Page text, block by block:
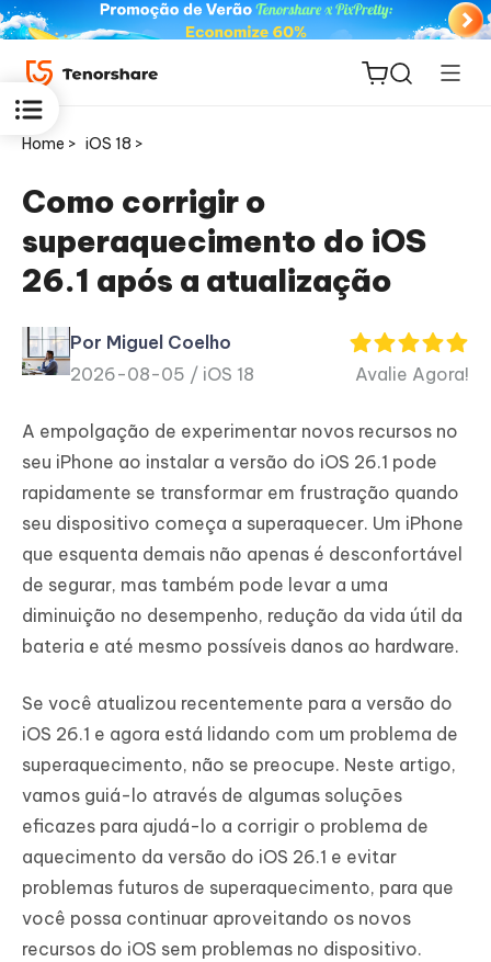
ReiBoot
for iOS
PDNob
PDF
Novo
iAnyGo
Home > iOS 18 >
Como corrigir o
superaquecimento do iOS
26.1 após a atualização
Por Miguel Coelho
2026-08-05 / iOS 18 Avalie Agora!
A empolgação de experimentar novos recursos no
seu iPhone ao instalar a versão do iOS 26.1 pode
rapidamente se transformar em frustração quando
seu dispositivo começa a superaquecer. Um iPhone
que esquenta demais não apenas é desconfortável
de segurar, mas também pode levar a uma
diminuição no desempenho, redução da vida útil da
bateria e até mesmo possíveis danos ao hardware.
Se você atualizou recentemente para a versão do
iOS 26.1 e agora está lidando com um problema de
superaquecimento, não se preocupe. Neste artigo,
vamos guiá-lo através de algumas soluções
eficazes para ajudá-lo a corrigir o problema de
aquecimento da versão do iOS 26.1 e evitar
problemas futuros de superaquecimento, para que
você possa continuar aproveitando os novos
recursos do iOS sem problemas no dispositivo.